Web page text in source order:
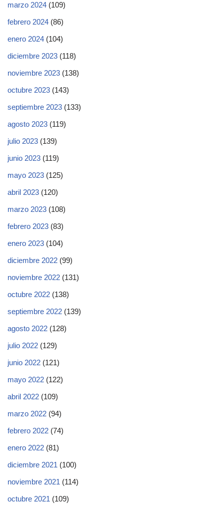
marzo 2024 (109)
febrero 2024 (86)
enero 2024 (104)
diciembre 2023 (118)
noviembre 2023 (138)
octubre 2023 (143)
septiembre 2023 (133)
agosto 2023 (119)
julio 2023 (139)
junio 2023 (119)
mayo 2023 (125)
abril 2023 (120)
marzo 2023 (108)
febrero 2023 (83)
enero 2023 (104)
diciembre 2022 (99)
noviembre 2022 (131)
octubre 2022 (138)
septiembre 2022 (139)
agosto 2022 (128)
julio 2022 (129)
junio 2022 (121)
mayo 2022 (122)
abril 2022 (109)
marzo 2022 (94)
febrero 2022 (74)
enero 2022 (81)
diciembre 2021 (100)
noviembre 2021 (114)
octubre 2021 (109)